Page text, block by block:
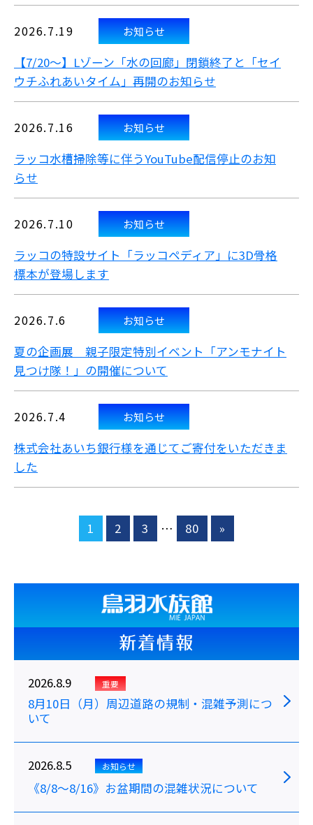
2026.7.19 お知らせ
【7/20～】Lゾーン「水の回廊」閉鎖終了と「セイ
ウチふれあいタイム」再開のお知らせ
2026.7.16 お知らせ
ラッコ水槽掃除等に伴うYouTube配信停止のお知
らせ
2026.7.10 お知らせ
ラッコの特設サイト「ラッコペディア」に3D骨格
標本が登場します
2026.7.6 お知らせ
夏の企画展 親子限定特別イベント「アンモナイト
見つけ隊！」の開催について
2026.7.4 お知らせ
株式会社あいち銀行様を通じてご寄付をいただきま
した
1 2 3 … 80 »
新着情報
2026.8.9 重要
8月10日（月）周辺道路の規制・混雑予測につ
いて
2026.8.5 お知らせ
《8/8～8/16》お盆期間の混雑状況について